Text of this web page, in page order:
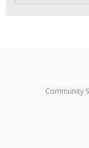
Community